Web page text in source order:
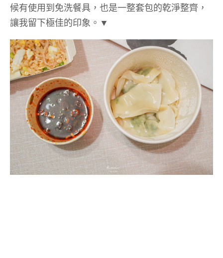
候有使用到免洗餐具，也是一整套包的乾淨整齊，
讓我留下極佳的印象。▼